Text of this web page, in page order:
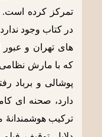
تمرکز کرده است.
در کتاب وجود
های تهران و
که با مارش نظامی
پوشالی و برباد
دارد، صحنه ای
ترکیب هوشمندانۀ